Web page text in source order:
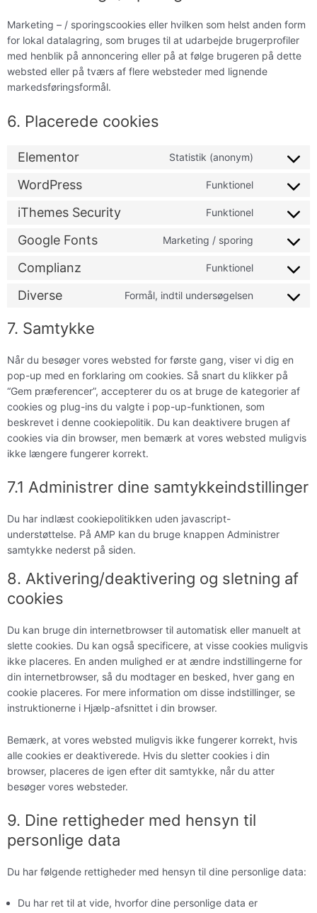
Marketing – / sporingscookies eller hvilken som helst anden form
for lokal datalagring, som bruges til at udarbejde brugerprofiler
med henblik på annoncering eller på at følge brugeren på dette
websted eller på tværs af flere websteder med lignende
markedsføringsformål.
6. Placerede cookies
Elementor Statistik (anonym)
WordPress Funktionel
iThemes Security Funktionel
Google Fonts Marketing / sporing
Complianz Funktionel
Diverse Formål, indtil undersøgelsen
7. Samtykke
Når du besøger vores websted for første gang, viser vi dig en
pop-up med en forklaring om cookies. Så snart du klikker på
“Gem præferencer”, accepterer du os at bruge de kategorier af
cookies og plug-ins du valgte i pop-up-funktionen, som
beskrevet i denne cookiepolitik. Du kan deaktivere brugen af ​​
cookies via din browser, men bemærk at vores websted muligvis
ikke længere fungerer korrekt.
7.1 Administrer dine samtykkeindstillinger
Du har indlæst cookiepolitikken uden javascript-
understøttelse. På AMP kan du bruge knappen Administrer
samtykke nederst på siden.
8. Aktivering/deaktivering og sletning af
cookies
Du kan bruge din internetbrowser til automatisk eller manuelt at
slette cookies. Du kan også specificere, at visse cookies muligvis
ikke placeres. En anden mulighed er at ændre indstillingerne for
din internetbrowser, så du modtager en besked, hver gang en
cookie placeres. For mere information om disse indstillinger, se
instruktionerne i Hjælp-afsnittet i din browser.
Bemærk, at vores websted muligvis ikke fungerer korrekt, hvis
alle cookies er deaktiverede. Hvis du sletter cookies i din
browser, placeres de igen efter dit samtykke, når du atter
besøger vores websteder.
9. Dine rettigheder med hensyn til
personlige data
Du har følgende rettigheder med hensyn til dine personlige data:
Du har ret til at vide, hvorfor dine personlige data er